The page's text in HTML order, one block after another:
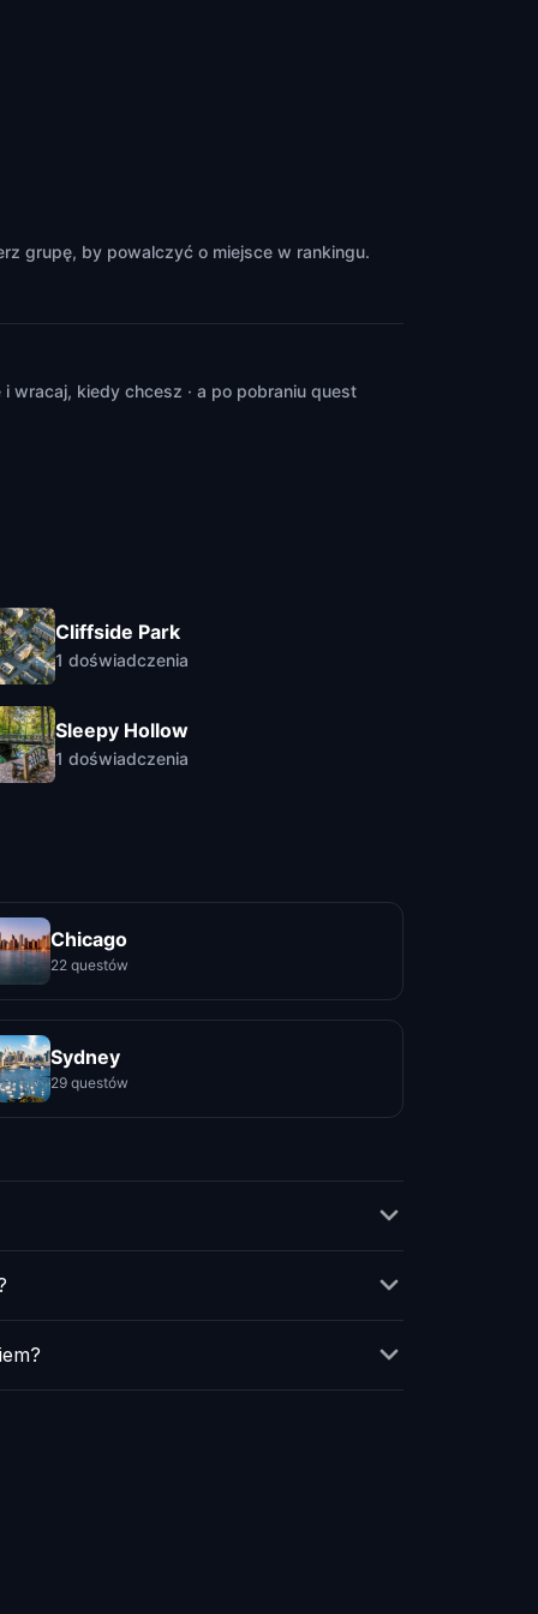
grupę, by powalczyć o miejsce w rankingu.
wracaj, kiedy chcesz · a po pobraniu quest
Cliffside Park
1 doświadczenia
Sleepy Hollow
1 doświadczenia
Chicago
22 questów
Sydney
29 questów